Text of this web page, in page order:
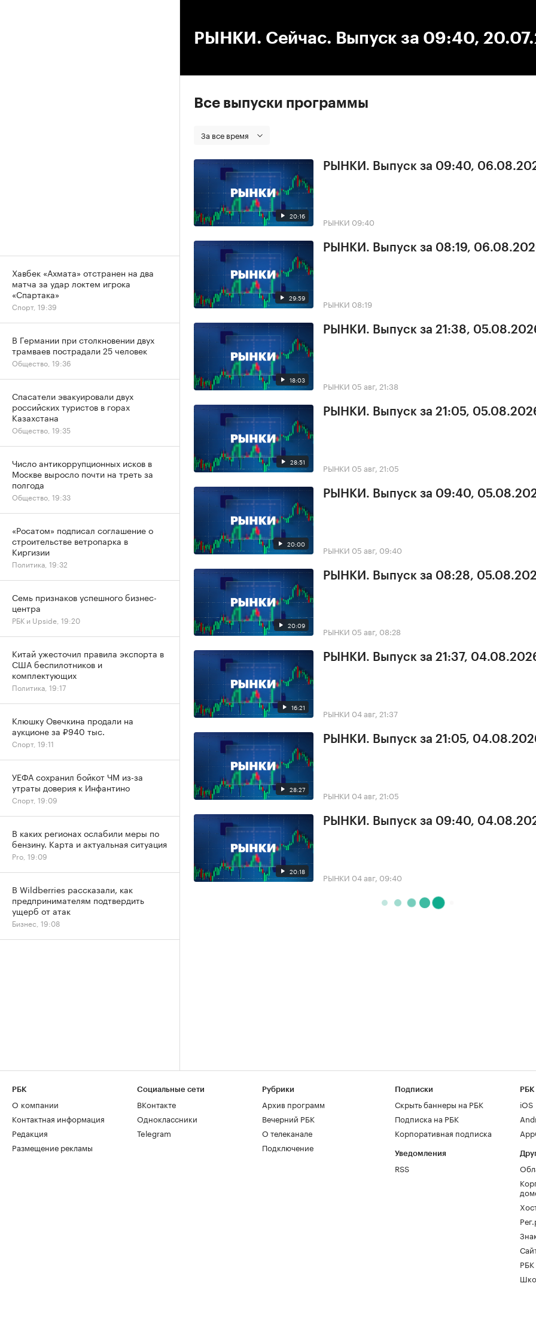
РЫНКИ. Сейчас. Выпуск за 09:40,
Все выпуски программы
За все время
20:16
РЫНКИ. Выпуск за 09:40,
РЫНКИ 09:40
29:59
РЫНКИ. Выпуск за 08:19,
РЫНКИ 08:19
18:03
РЫНКИ. Выпуск за 21:38,
РЫНКИ 05 авг, 21:38
28:51
РЫНКИ. Выпуск за 21:05,
РЫНКИ 05 авг, 21:05
20:00
РЫНКИ. Выпуск за 09:40,
РЫНКИ 05 авг, 09:40
20:09
РЫНКИ. Выпуск за 08:28,
РЫНКИ 05 авг, 08:28
16:21
РЫНКИ. Выпуск за 21:37,
РЫНКИ 04 авг, 21:37
28:27
РЫНКИ. Выпуск за 21:05,
РЫНКИ 04 авг, 21:05
20:18
РЫНКИ. Выпуск за 09:40,
РЫНКИ 04 авг, 09:40
Хавбек «Ахмата» отстранен на два
матча за удар локтем игрока
«Спартака»
Спорт, 19:39
В Германии при столкновении двух
трамваев пострадали 25 человек
Общество, 19:36
Спасатели эвакуировали двух
российских туристов в горах
Казахстана
Общество, 19:35
Число антикоррупционных исков в
Москве выросло почти на треть за
полгода
Общество, 19:33
«Росатом» подписал соглашение о
строительстве ветропарка в
Киргизии
Политика, 19:32
Семь признаков успешного бизнес-
центра
РБК и Upside, 19:20
Китай ужесточил правила экспорта в
США беспилотников и
комплектующих
Политика, 19:17
Клюшку Овечкина продали на
аукционе за ₽940 тыс.
Спорт, 19:11
УЕФА сохранил бойкот ЧМ из-за
утраты доверия к Инфантино
Спорт, 19:09
В каких регионах ослабили меры по
бензину. Карта и актуальная ситуация
Pro, 19:09
В Wildberries рассказали, как
предпринимателям подтвердить
ущерб от атак
Бизнес, 19:08
РБК
О компании
Контактная информация
Редакция
Размещение рекламы
Социальные сети
ВКонтакте
Одноклассники
Telegram
Рубрики
Архив программ
Вечерний РБК
О телеканале
Подключение
Подписки
Скрыть баннеры на РБК
Подписка на РБК
Корпоративная подписка
Уведомления
RSS
РБК
iOS